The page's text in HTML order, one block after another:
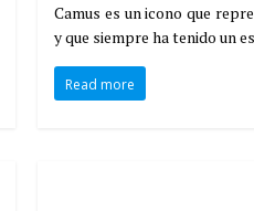
Camus es un icono que
y que siempre ha tenido un
Read more